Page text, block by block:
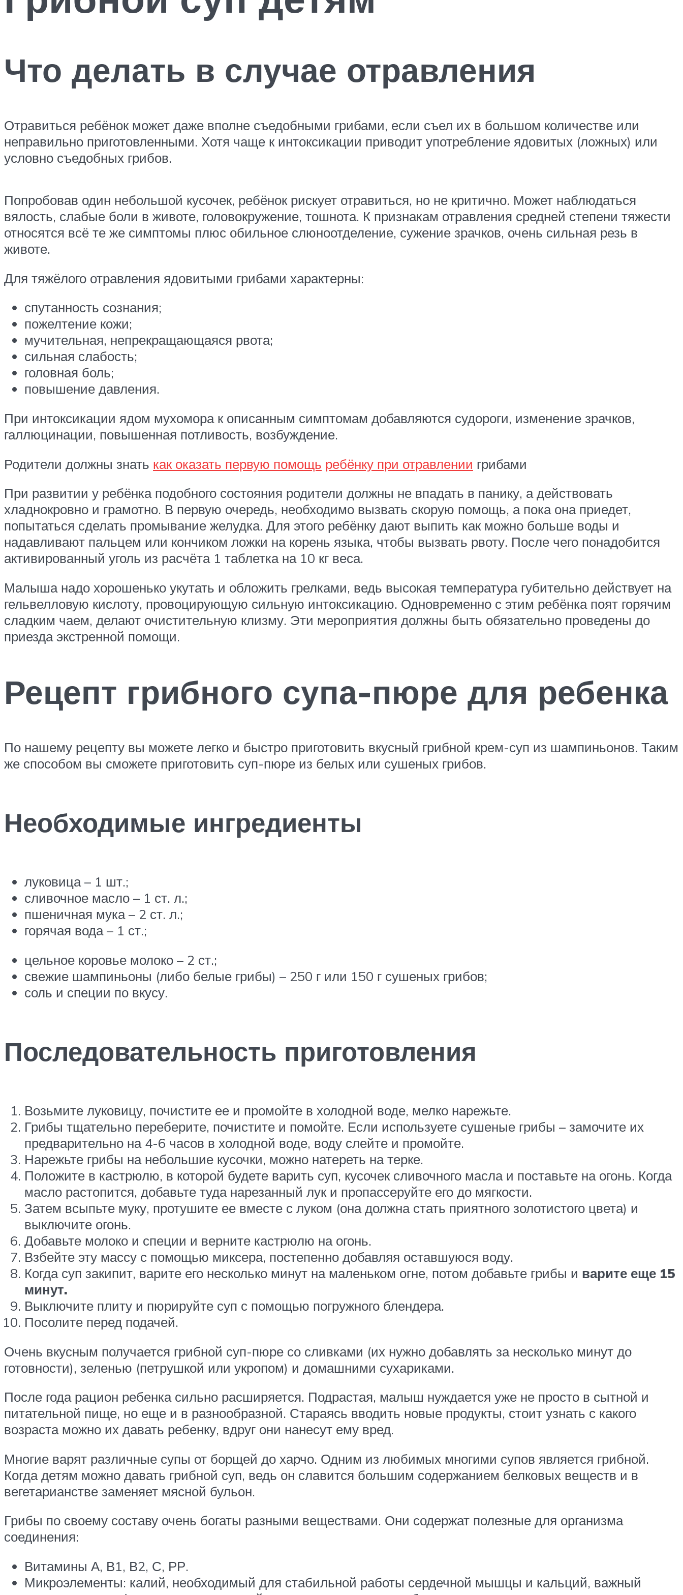
Что делать в случае отравления
Отравиться ребёнок может даже вполне съедобными грибами, если съел их в большом количестве или
неправильно приготовленными. Хотя чаще к интоксикации приводит употребление ядовитых (ложных) или
условно съедобных грибов.
Попробовав один небольшой кусочек, ребёнок рискует отравиться, но не критично. Может наблюдаться
вялость, слабые боли в животе, головокружение, тошнота. К признакам отравления средней степени тяжести
относятся всё те же симптомы плюс обильное слюноотделение, сужение зрачков, очень сильная резь в
животе.
Для тяжёлого отравления ядовитыми грибами характерны:
спутанность сознания;
пожелтение кожи;
мучительная, непрекращающаяся рвота;
сильная слабость;
головная боль;
повышение давления.
При интоксикации ядом мухомора к описанным симптомам добавляются судороги, изменение зрачков,
галлюцинации, повышенная потливость, возбуждение.
Родители должны знать как оказать первую помощь ребёнку при отравлении грибами
При развитии у ребёнка подобного состояния родители должны не впадать в панику, а действовать
хладнокровно и грамотно. В первую очередь, необходимо вызвать скорую помощь, а пока она приедет,
попытаться сделать промывание желудка. Для этого ребёнку дают выпить как можно больше воды и
надавливают пальцем или кончиком ложки на корень языка, чтобы вызвать рвоту. После чего понадобится
активированный уголь из расчёта 1 таблетка на 10 кг веса.
Малыша надо хорошенько укутать и обложить грелками, ведь высокая температура губительно действует на
гельвелловую кислоту, провоцирующую сильную интоксикацию. Одновременно с этим ребёнка поят горячим
сладким чаем, делают очистительную клизму. Эти мероприятия должны быть обязательно проведены до
приезда экстренной помощи.
Рецепт грибного супа-пюре для ребенка
По нашему рецепту вы можете легко и быстро приготовить вкусный грибной крем-суп из шампиньонов. Таким
же способом вы сможете приготовить суп-пюре из белых или сушеных грибов.
Необходимые ингредиенты
луковица – 1 шт.;
сливочное масло – 1 ст. л.;
пшеничная мука – 2 ст. л.;
горячая вода – 1 ст.;
цельное коровье молоко – 2 ст.;
свежие шампиньоны (либо белые грибы) – 250 г или 150 г сушеных грибов;
соль и специи по вкусу.
Последовательность приготовления
Возьмите луковицу, почистите ее и промойте в холодной воде, мелко нарежьте.
Грибы тщательно переберите, почистите и помойте. Если используете сушеные грибы – замочите их
предварительно на 4-6 часов в холодной воде, воду слейте и промойте.
Нарежьте грибы на небольшие кусочки, можно натереть на терке.
Положите в кастрюлю, в которой будете варить суп, кусочек сливочного масла и поставьте на огонь. Когда
масло растопится, добавьте туда нарезанный лук и пропассеруйте его до мягкости.
Затем всыпьте муку, протушите ее вместе с луком (она должна стать приятного золотистого цвета) и
выключите огонь.
Добавьте молоко и специи и верните кастрюлю на огонь.
Взбейте эту массу с помощью миксера, постепенно добавляя оставшуюся воду.
Когда суп закипит, варите его несколько минут на маленьком огне, потом добавьте грибы и варите еще 15
минут.
Выключите плиту и пюрируйте суп с помощью погружного блендера.
Посолите перед подачей.
Очень вкусным получается грибной суп-пюре со сливками (их нужно добавлять за несколько минут до
готовности), зеленью (петрушкой или укропом) и домашними сухариками.
После года рацион ребенка сильно расширяется. Подрастая, малыш нуждается уже не просто в сытной и
питательной пище, но еще и в разнообразной. Стараясь вводить новые продукты, стоит узнать с какого
возраста можно их давать ребенку, вдруг они нанесут ему вред.
Многие варят различные супы от борщей до харчо. Одним из любимых многими супов является грибной.
Когда детям можно давать грибной суп, ведь он славится большим содержанием белковых веществ и в
вегетарианстве заменяет мясной бульон.
Грибы по своему составу очень богаты разными веществами. Они содержат полезные для организма
соединения:
Витамины А, В1, В2, С, РР.
Микроэлементы: калий, необходимый для стабильной работы сердечной мышцы и кальций, важный